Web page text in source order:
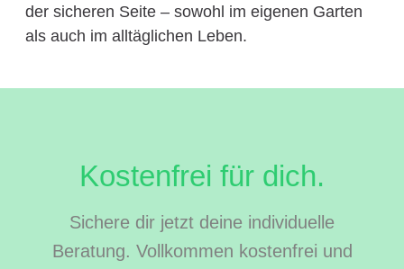
der sicheren Seite – sowohl im eigenen Garten
als auch im alltäglichen Leben.
Kostenfrei für dich.
Sichere dir jetzt deine individuelle
Beratung. Vollkommen kostenfrei und